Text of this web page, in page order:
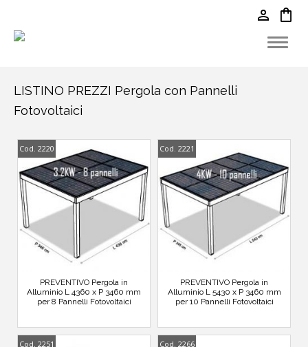
person shopping_bag
LISTINO PREZZI Pergola con Pannelli
Fotovoltaici
Cod. 2220
PREVENTIVO Pergola in
Alluminio L 4360 x P 3460 mm
per 8 Pannelli Fotovoltaici
Cod. 2221
PREVENTIVO Pergola in
Alluminio L 5430 x P 3460 mm
per 10 Pannelli Fotovoltaici
Cod. 2251 Cod. 2266